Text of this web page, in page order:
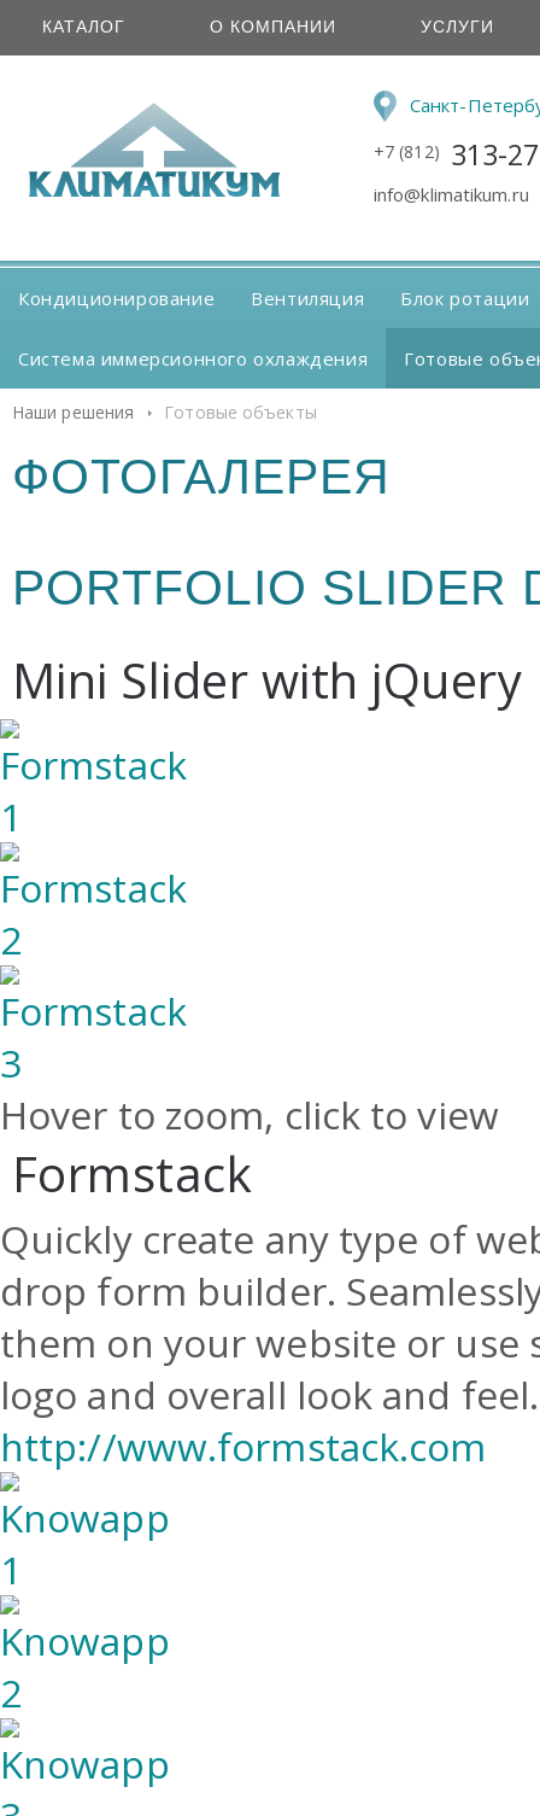
КАТАЛОГ О КОМПАНИИ УСЛУГИ
Санкт-
+7 (812) 313-
info@klimatikum.ru
Кондиционирование Вентиляция Блок ротации
Система иммерсионного охлаждения Готовые
Наши решения Готовые объекты
ФОТОГАЛЕРЕЯ
PORTFOLIO SLIDER
Mini Slider with jQuery
Hover to zoom, click to view
Formstack
Quickly create any type of
drop form builder.
them on your website or
logo and overall look and feel.
http://www.formstack.com